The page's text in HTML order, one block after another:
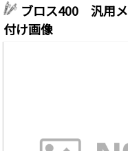
ブロス400 汎用
付け画像